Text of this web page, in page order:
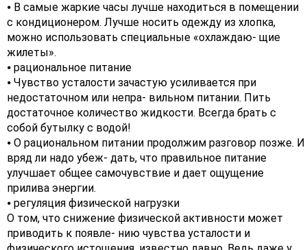
⦁ В самые жаркие часы лучше находиться в помещении
с кондиционером. Лучше носить одежду из хлопка,
можно использовать специальные «охлаждаю- щие
жилеты».
⦁ рациональное питание
⦁ Чувство усталости зачастую усиливается при
недостаточном или непра- вильном питании. Пить
достаточное количество жидкости. Всегда брать с
собой бутылку с водой!
⦁ О рациональном питании продолжим разговор позже. И
вряд ли надо убеж- дать, что правильное питание
улучшает общее самочувствие и дает ощущение
прилива энергии.
⦁ регуляция физической нагрузки
О том, что снижение физической активности может
приводить к появле- нию чувства усталости и